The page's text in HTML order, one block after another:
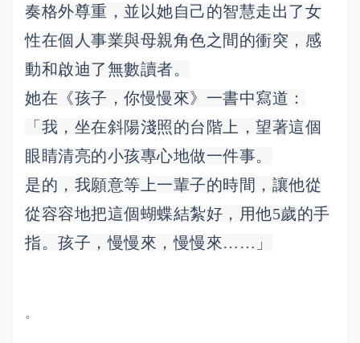
奏格外尊重，並以她自己的智慧走出了女
性在個人事業與母親角色之間的衝突，感
動和啟迪了無數讀者。
她在《孩子，你慢慢來》一書中寫道：
「我，坐在斜陽淺照的台階上，望著這個
眼睛清亮的小孩專心地做一件事。
是的，我願意等上一輩子的時間，讓他從
從容容地把這個蝴蝶結紮好，用他5歲的手
指。孩子，慢慢來，慢慢來……」
。